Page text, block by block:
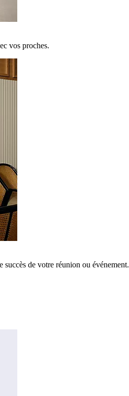
vos proches.
succès de votre réunion ou événement.